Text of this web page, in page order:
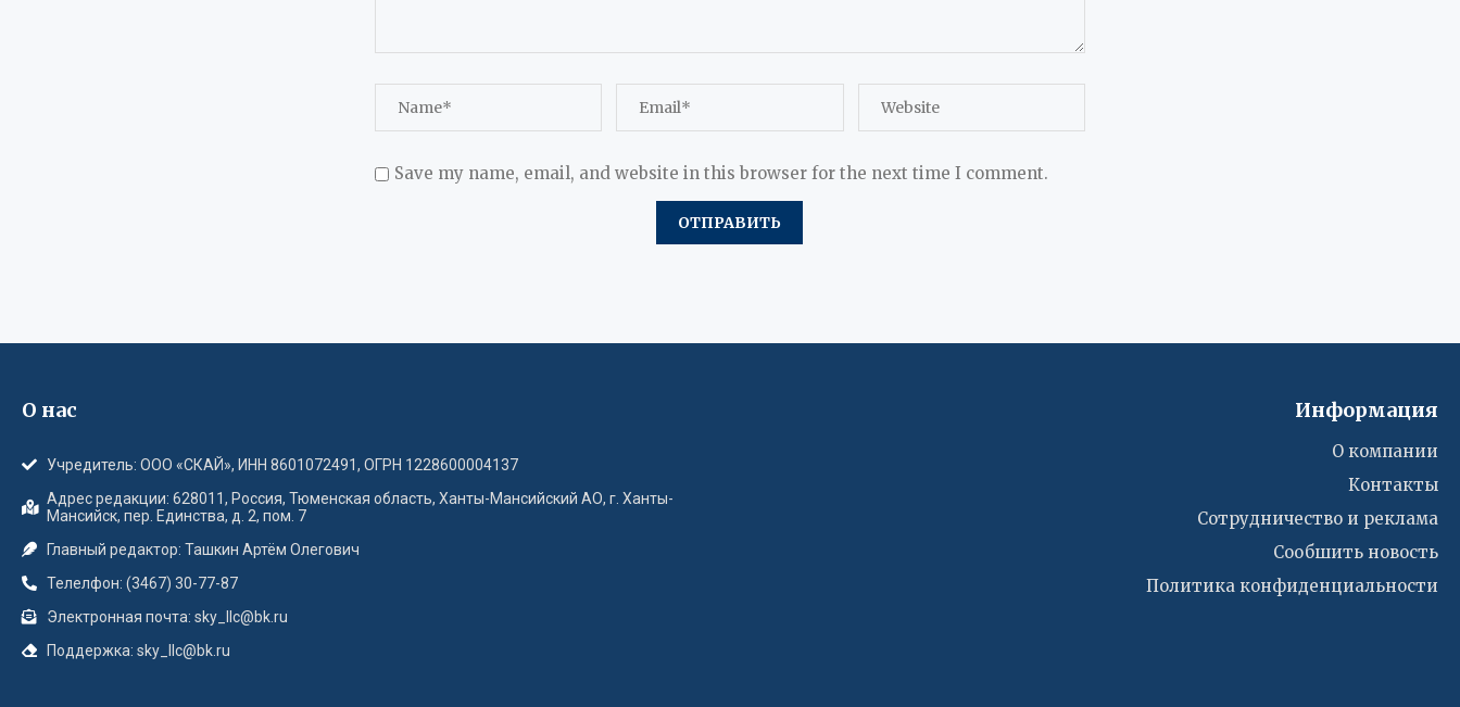
Save my name, email, and website in this browser for the next time I comment.
О нас
Учредитель: ООО «СКАЙ», ИНН 8601072491, ОГРН 1228600004137
Адрес редакции: 628011, Россия, Тюменская область, Ханты-Мансийский АО, г. Ханты-
Мансийск, пер. Единства, д. 2, пом. 7
Главный редактор: Ташкин Артём Олегович
Телелфон: (3467) 30-77-87
Электронная почта: sky_llc@bk.ru
Поддержка: sky_llc@bk.ru
Информация
О компании
Контакты
Сотрудничество и реклама
Сообшить новость
Политика конфиденциальности